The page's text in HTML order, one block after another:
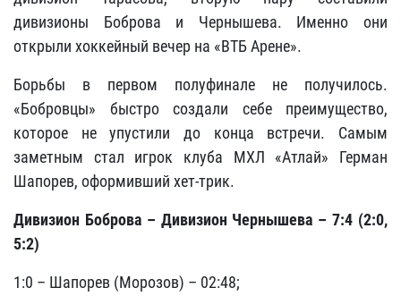
дивизионы Боброва и Чернышева. Именно они
открыли хоккейный вечер на «ВТБ Арене».
Борьбы в первом полуфинале не получилось.
«Бобровцы» быстро создали себе преимущество,
которое не упустили до конца встречи. Самым
заметным стал игрок клуба МХЛ «Атлай» Герман
Шапорев, оформивший хет-трик.
Дивизион Боброва – Дивизион Чернышева – 7:4 (2:0,
5:2)
1:0 – Шапорев (Морозов) – 02:48;